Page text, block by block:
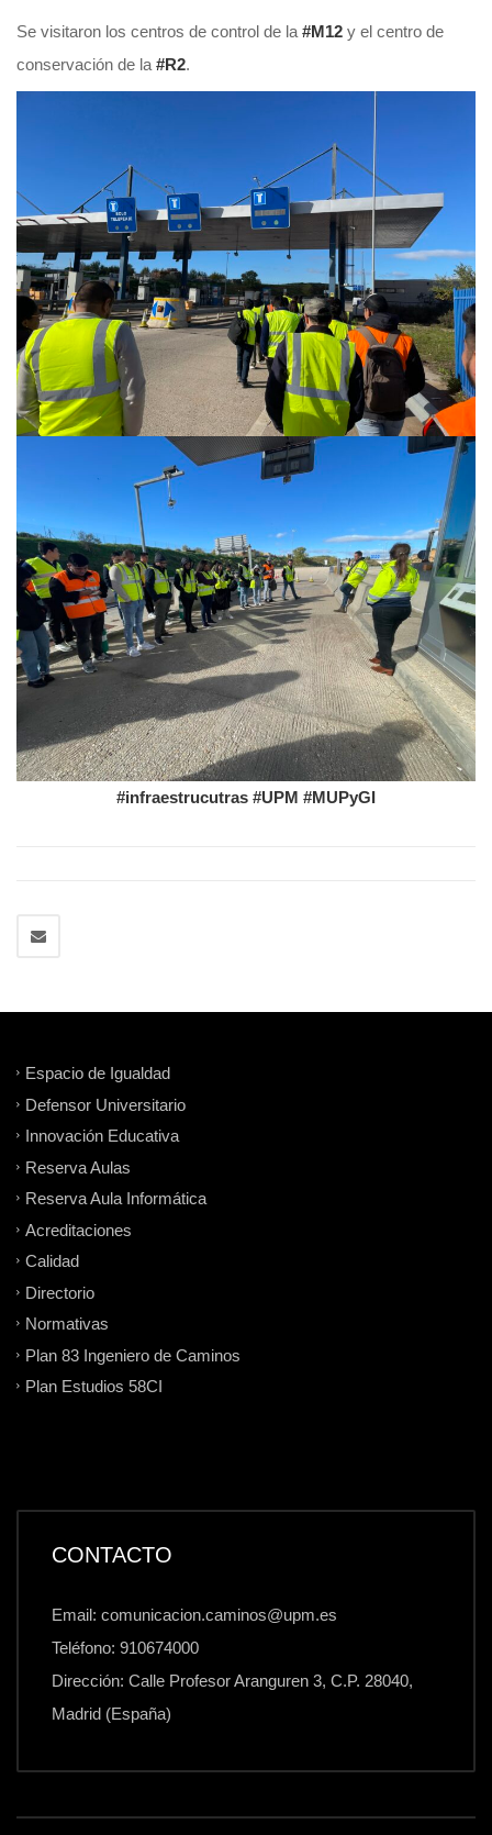
Se visitaron los centros de control de la #M12 y el centro de
conservación de la #R2.
#infraestrucutras #UPM #MUPyGI
Espacio de Igualdad
Defensor Universitario
Innovación Educativa
Reserva Aulas
Reserva Aula Informática
Acreditaciones
Calidad
Directorio
Normativas
Plan 83 Ingeniero de Caminos
Plan Estudios 58CI
CONTACTO
Email: comunicacion.caminos@upm.es
Teléfono: 910674000
Dirección: Calle Profesor Aranguren 3, C.P. 28040,
Madrid (España)